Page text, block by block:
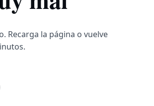
Recarga la página o vuelve